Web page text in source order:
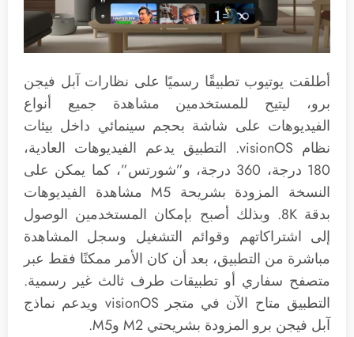
أطلقت يوتيوب تطبيقًا رسميًا على نظارات آبل فيجن
برو، ليتيح للمستخدمين مشاهدة جميع أنواع
الفيديوهات على شاشة بحجم سينمائي داخل بيئات
نظام visionOS. التطبيق يدعم الفيديوهات العادية،
180 درجة، 360 درجة، و”شورتس”، كما يمكن على
النسخة المزودة بشريحة M5 مشاهدة الفيديوهات
بدقة 8K. وبذلك أصبح بإمكان المستخدمين الوصول
إلى اشتراكاتهم وقوائم التشغيل وسجل المشاهدة
مباشرة من التطبيق، بعد أن كان الأمر ممكنًا فقط عبر
متصفح سفاري أو تطبيقات طرف ثالث غير رسمية.
التطبيق متاح الآن في متجر visionOS ويدعم نماذج
آبل فيجن برو المزودة بشريحتي M2 وM5.